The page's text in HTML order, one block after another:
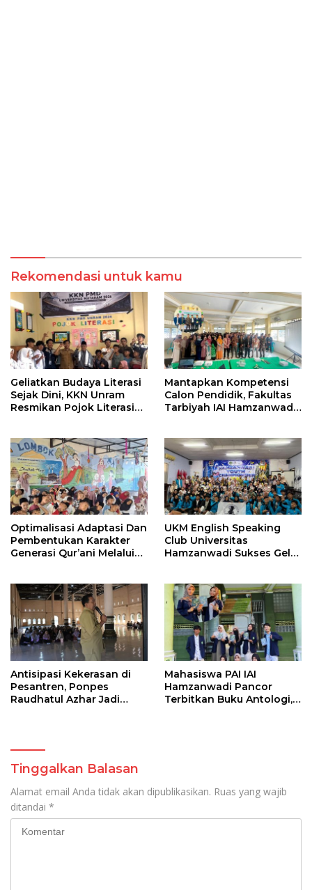
Rekomendasi untuk kamu
Geliatkan Budaya Literasi
Sejak Dini, KKN Unram
Resmikan Pojok Literasi
Mantapkan Kompetensi
Calon Pendidik, Fakultas
Tarbiyah IAI Hamzanwadi
Optimalisasi Adaptasi Dan
Pembentukan Karakter
Generasi Qur’ani Melalui
Tahun Ajaran 2026/2027
UKM English Speaking
Club Universitas
Hamzanwadi Sukses Gelar
Hadirkan Ratusan Peserta
dari Seluruh Indonesia
Antisipasi Kekerasan di
Pesantren, Ponpes
Raudhatul Azhar Jadi
Mahasiswa PAI IAI
Hamzanwadi Pancor
Terbitkan Buku Antologi,
Tinggalkan Balasan
Alamat email Anda tidak akan dipublikasikan. Ruas yang wajib
ditandai *